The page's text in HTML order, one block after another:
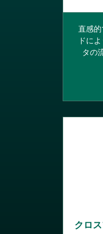
直感
ドに
タの
クロ